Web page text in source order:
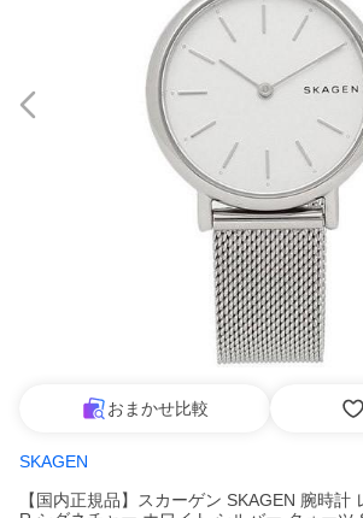
おまかせ比較
SKAGEN
【国内正規品】スカーゲン SKAGEN 腕時計